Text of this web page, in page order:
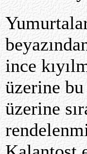
ince
üzerine bu
üzerine